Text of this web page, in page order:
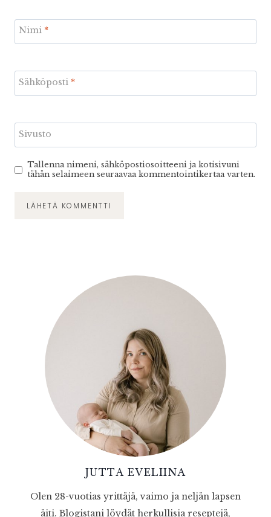
Nimi *
Sähköposti *
Sivusto
Tallenna nimeni, sähköpostiosoitteeni ja kotisivuni
tähän selaimeen seuraavaa kommentointikertaa varten.
JUTTA EVELIINA
Olen 28-vuotias yrittäjä, vaimo ja neljän lapsen
äiti. Blogistani löydät herkullisia reseptejä,